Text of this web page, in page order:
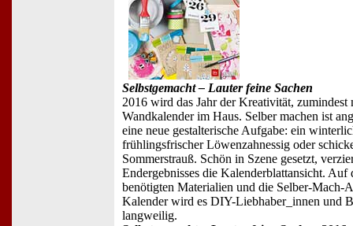
Selbstgemacht – Lauter feine Sachen
2016 wird das Jahr der Kreativität, zumindest
Wandkalender im Haus. Selber machen ist
eine neue gestalterische Aufgabe: ein
frühlingsfrischer Löwenzahnessig oder
Sommerstrauß. Schön in Szene gesetzt,
Endergebnisses die Kalenderblattansicht.
benötigten Materialien und die Selber-Mach-
Kalender wird es DIY-Liebhaber_innen und
langweilig.